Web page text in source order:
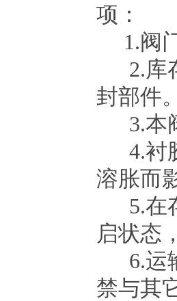
项：
1.阀
2.库
封部件
3.本
4.衬
溶胀而
5.在
启状态
6.运
禁与其